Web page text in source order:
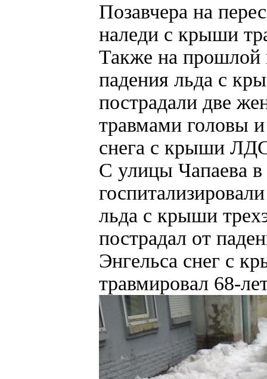
Позавчера на
наледи с крыши
Также на прошлой
падения льда с
пострадали две
травмами головы
снега с крыши
С улицы Чапаева
льда с крыши
пострадал от
Энгельса снег с
травмировал 68-